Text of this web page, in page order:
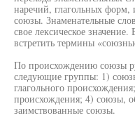
наречий, глагольных
союзы. Знаменательные
свое лексическое
встретить термины
По происхождению союзы
следующие группы: 1)
глагольного
происхождения; 4) союзы,
заимствованные союзы.